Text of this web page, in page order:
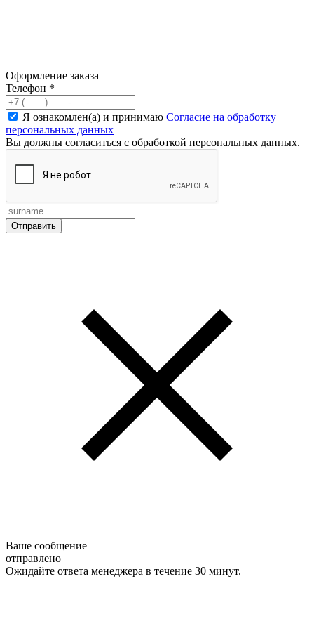
Оформление заказа
Телефон *
Я ознакомлен(а) и принимаю Согласие на обработку
персональных данных
Вы должны согласиться с обработкой персональных данных.
Ваше сообщение
отправлено
Ожидайте ответа менеджера в течение 30 минут.